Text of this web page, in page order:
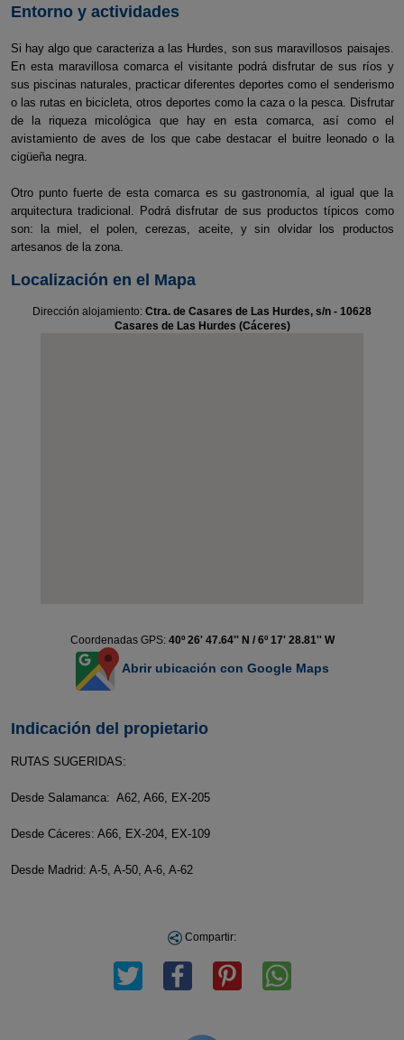
Entorno y actividades
Si hay algo que caracteriza a las Hurdes, son sus maravillosos paisajes.
En esta maravillosa comarca el visitante podrá disfrutar de sus ríos y
sus piscinas naturales, practicar diferentes deportes como el senderismo
o las rutas en bicicleta, otros deportes como la caza o la pesca. Disfrutar
de la riqueza micológica que hay en esta comarca, así como el
avistamiento de aves de los que cabe destacar el buitre leonado o la
cigüeña negra.
Otro punto fuerte de esta comarca es su gastronomía, al igual que la
arquitectura tradicional. Podrá disfrutar de sus productos típicos como
son: la miel, el polen, cerezas, aceite, y sin olvidar los productos
artesanos de la zona.
Localización en el Mapa
Dirección alojamiento: Ctra. de Casares de Las Hurdes, s/n - 10628
Casares de Las Hurdes (Cáceres)
Coordenadas GPS: 40º 26' 47.64'' N / 6º 17' 28.81'' W
Abrir ubicación con Google Maps
Indicación del propietario
RUTAS SUGERIDAS:
Desde Salamanca: A62, A66, EX-205
Desde Cáceres: A66, EX-204, EX-109
Desde Madrid: A-5, A-50, A-6, A-62
Compartir: